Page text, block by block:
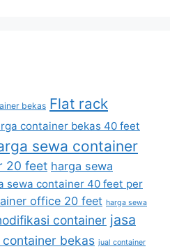
bekas Flat rack
container bekas 40 feet
sewa container
20 feet harga sewa
sewa container 40 feet per
office 20 feet harga sewa
container jasa
container bekas jual container